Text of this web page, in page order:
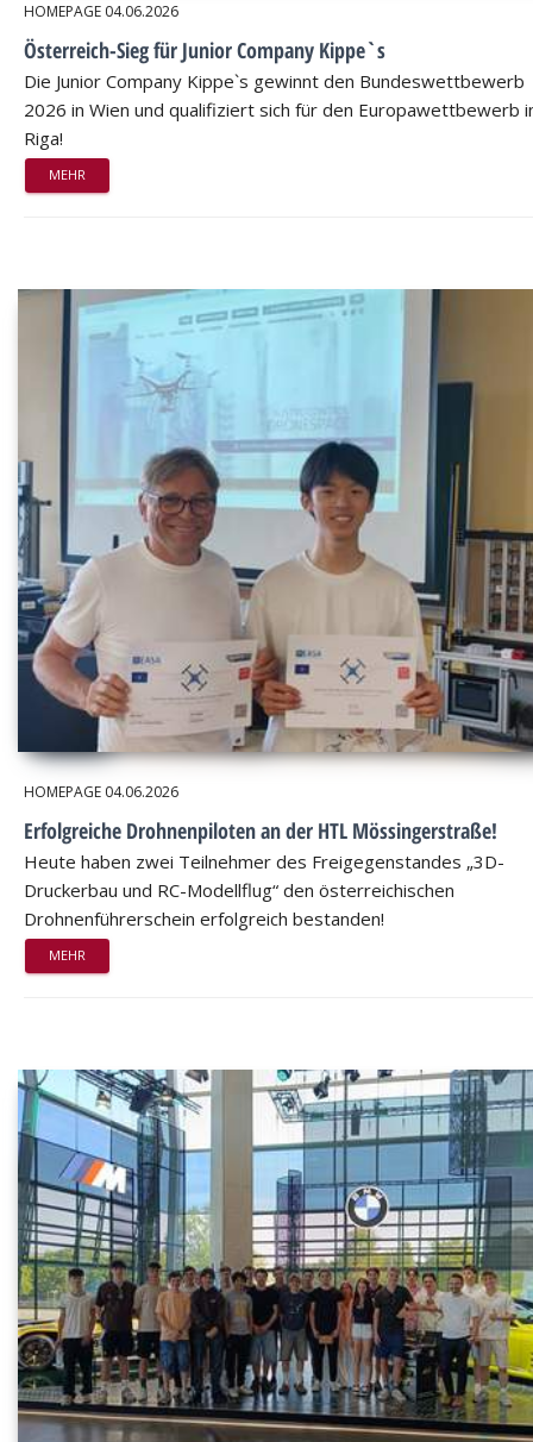
HOMEPAGE 04.06.2026
Österreich-Sieg für Junior Company Kippe`s
Die Junior Company Kippe`s gewinnt den Bundeswettbewerb
2026 in Wien und qualifiziert sich für den Europawettbewerb
Riga!
MEHR
HOMEPAGE 04.06.2026
Erfolgreiche Drohnenpiloten an der HTL Mössingerstraße!
Heute haben zwei Teilnehmer des Freigegenstandes „3D-
Druckerbau und RC-Modellflug“ den österreichischen
Drohnenführerschein erfolgreich bestanden!
MEHR